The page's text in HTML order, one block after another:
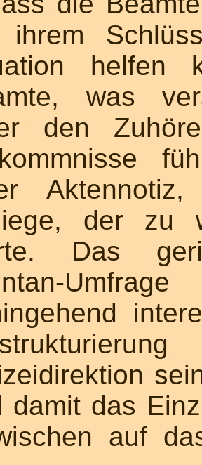
ihrem
helfen
was
den
der zu
Das
damit das
auf